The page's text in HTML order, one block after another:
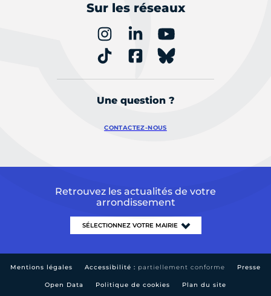
Sur les réseaux
Une question ?
CONTACTEZ-NOUS
Retrouvez les actualités de votre
arrondissement
Mentions légales Accessibilité : partiellement conforme Presse
Open Data Politique de cookies Plan du site